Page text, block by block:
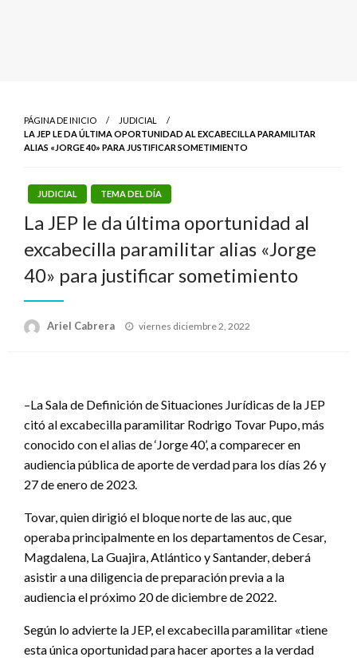
PÁGINA DE INICIO
JUDICIAL
LA JEP LE DA ÚLTIMA OPORTUNIDAD AL EXCABECILLA PARAMILITAR
ALIAS «JORGE 40» PARA JUSTIFICAR SOMETIMIENTO
JUDICIAL TEMA DEL DÍA
La JEP le da última oportunidad al
excabecilla paramilitar alias «Jorge
40» para justificar sometimiento
Ariel Cabrera
Publicado
viernes diciembre 2, 2022
–La Sala de Definición de Situaciones Jurídicas de la JEP
citó al excabecilla paramilitar Rodrigo Tovar Pupo, más
conocido con el alias de ‘Jorge 40’, a comparecer en
audiencia pública de aporte de verdad para los días 26 y
27 de enero de 2023.
Tovar, quien dirigió el bloque norte de las auc, que
operaba principalmente en los departamentos de Cesar,
Magdalena, La Guajira, Atlántico y Santander, deberá
asistir a una diligencia de preparación previa a la
audiencia el próximo 20 de diciembre de 2022.
Según lo advierte la JEP, el excabecilla paramilitar «tiene
esta única oportunidad para hacer aportes a la verdad